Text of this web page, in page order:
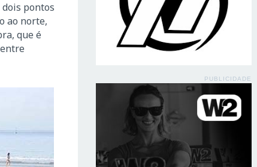
pontos
ao norte,
que é
PUBLICIDADE